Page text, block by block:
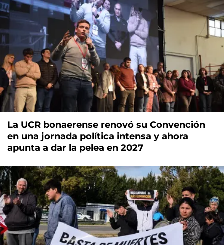
La UCR bonaerense renovó su Convención
en una jornada política intensa y ahora
apunta a dar la pelea en 2027